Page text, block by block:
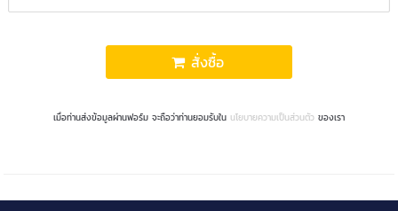
สั่งซื้อ
เมื่อท่านส่งข้อมูลผ่านฟอร์ม จะถือว่าท่านยอมรับใน นโยบายความเป็นส่วนตัว ของเรา